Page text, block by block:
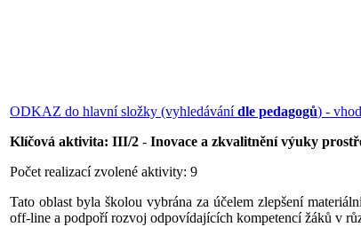
ODKAZ do hlavní složky (vyhledávánídle pedagogů) -
Klíčová aktivita: III/2 - Inovace a zkvalitnění výuky
Počet realizací zvolené aktivity: 9
Tato oblast byla školou vybrána za účelem zlepšení
off-line a podpoří rozvoj odpovídajících kompetencí žáků v